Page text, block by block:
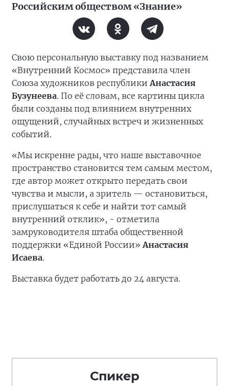
Российским обществом «Знание»
Свою персональную выставку под названием
«Внутренний Космос» представила член
Союза художников республики Анастасия
Бузунеева. По её словам, все картины цикла
были созданы под влиянием внутренних
ощущений, случайных встреч и жизненных
событий.
«Мы искренне рады, что наше выставочное
пространство становится тем самым местом,
где автор может открыто передать свои
чувства и мысли, а зритель — остановиться,
прислушаться к себе и найти тот самый
внутренний отклик», - отметила
замруководителя штаба общественной
поддержки «Единой России»Анастасия
Исаева.
Выставка будет работать до 24 августа.
Спикер